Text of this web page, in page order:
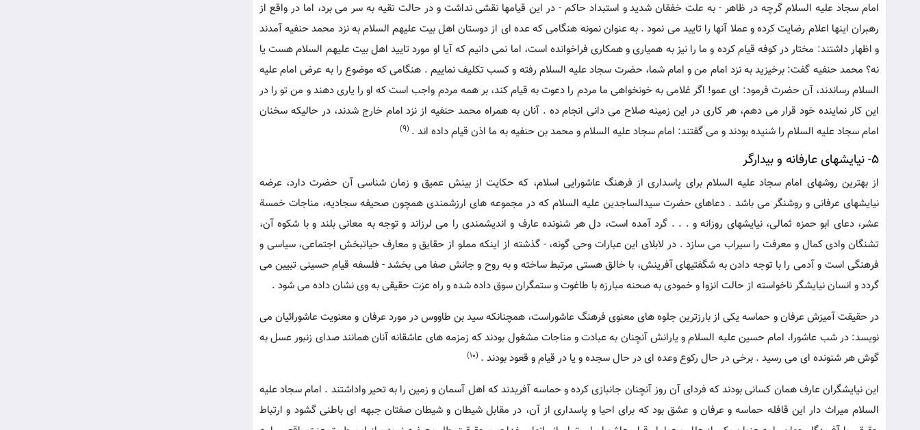
امام سجاد علیه السلام گرچه در ظاهر - به علت خفقان شدید و استبداد حاکم - در این قیامها نقشی نداشت و در حالت تقیه به سر می برد، اما در واقع از
رهبران اینها اعلام رضایت کرده و عملا آنها را تایید می نمود . به عنوان نمونه هنگامی که عده ای از دوستان اهل بیت علیهم السلام به نزد محمد حنفیه آمدند
و اظهار داشتند: مختار در کوفه قیام کرده و ما را نیز به همیاری و همکاری فراخوانده است، اما نمی دانیم که آیا او مورد تایید اهل بیت علیهم السلام هست یا
نه؟ محمد حنفیه گفت: برخیزید به نزد امام من و امام شما، حضرت سجاد علیه السلام رفته و کسب تکلیف نماییم . هنگامی که موضوع را به عرض امام علیه
السلام رساندند، آن حضرت فرمود: ای عمو! اگر غلامی به خونخواهی ما مردم را دعوت به قیام کند، بر همه مردم واجب است که او را یاری دهند و من تو را در
این کار نماینده خود قرار می دهم، هر کاری در این زمینه صلاح می دانی انجام ده . آنان به همراه محمد حنفیه از نزد امام خارج شدند، در حالیکه سخنان
امام سجاد علیه السلام را شنیده بودند و می گفتند: امام سجاد علیه السلام و محمد بن حنفیه به ما اذن قیام داده اند . (9)
5- نیایشهای عارفانه و بیدارگر
از بهترین روشهای امام سجاد علیه السلام برای پاسداری از فرهنگ عاشورایی اسلام، که حکایت از بینش عمیق و زمان شناسی آن حضرت دارد، عرضه
نیایشهای عرفانی و روشنگر می باشد . دعاهای حضرت سیدالساجدین علیه السلام که در مجموعه های ارزشمندی همچون صحیفه سجادیه، مناجات خمسة
عشر، دعای ابو حمزه ثمالی، نیایشهای روزانه و . . . گرد آمده است، دل هر شنونده عارف و اندیشمندی را می لرزاند و توجه به معانی بلند و با شکوه آن،
تشنگان وادی کمال و معرفت را سیراب می سازد . در لابلای این عبارات وحی گونه، - گذشته از اینکه مملو از حقایق و معارف حیاتبخش اجتماعی، سیاسی و
فرهنگی است و آدمی را با توجه دادن به شگفتیهای آفرینش، با خالق هستی مرتبط ساخته و به روح و جانش صفا می بخشد - فلسفه قیام حسینی تبیین می
گردد و انسان نیایشگر ناخواسته از حالت انزوا و خمودی به صحنه مبارزه با طاغوت و ستمگران سوق داده شده و راه عزت حقیقی به وی نشان داده می شود .
در حقیقت آمیزش عرفان و حماسه یکی از بارزترین جلوه های معنوی فرهنگ عاشوراست، همچنانکه سید بن طاووس در مورد عرفان و معنویت عاشورائیان می
نویسد: در شب عاشورا، امام حسین علیه السلام و یارانش آنچنان به عبادت و مناجات مشغول بودند که زمزمه های عاشقانه آنان همانند صدای زنبور عسل به
گوش هر شنونده ای می رسید . برخی در حال رکوع وعده ای در حال سجده و یا در قیام و قعود بودند . (10)
این نیایشگران عارف همان کسانی بودند که فردای آن روز آنچنان جانبازی کرده و حماسه آفریدند که اهل آسمان و زمین را به تحیر واداشتند . امام سجاد علیه
السلام میراث دار این قافله حماسه و عرفان و عشق بود که برای احیا و پاسداری از آن، در مقابل شیطان و شیطان صفتان جبهه ای باطنی گشود و ارتباط